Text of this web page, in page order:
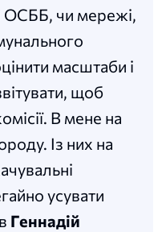
ОСББ, чи мережі,
масштаби і
щоб
В мене на
Із них на
усувати
Геннадій